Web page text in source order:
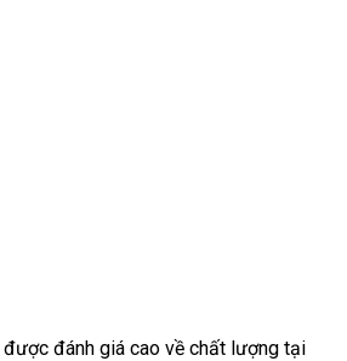
Thái
được đánh giá cao về chất lượng tại